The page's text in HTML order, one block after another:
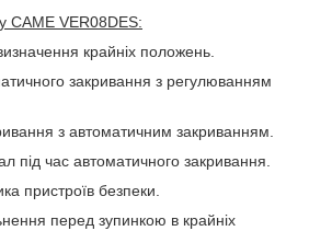
CAME VER08DES:
крайніх положень.
закривання з регулюванням
з автоматичним закриванням.
під час автоматичного закривання.
пристроїв безпеки.
перед зупинкою в крайніх